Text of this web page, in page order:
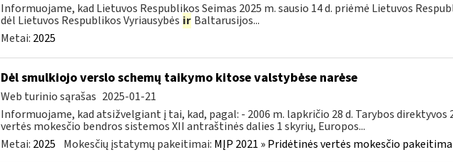
Informuojame, kad Lietuvos Respublikos Seimas 2025 m. sausio 14 d. priėmė Lietuvos
dėl Lietuvos Respublikos Vyriausybės ir Baltarusijos...
Metai: 2025
Dėl smulkiojo verslo schemų taikymo kitose valstybėse narėse
Web turinio sąrašas 2025-01-21
Informuojame, kad atsižvelgiant į tai, kad, pagal: - 2006 m. lapkričio 28 d. Tarybos direktyvos
vertės mokesčio bendros sistemos XII antraštinės dalies 1 skyrių, Europos...
Metai: 2025 Mokesčių įstatymų pakeitimai: MĮP 2021 » Pridėtinės vertės mokesčio